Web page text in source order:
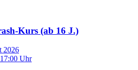
Kurs (ab 16 J.)
2026
17:00 Uhr